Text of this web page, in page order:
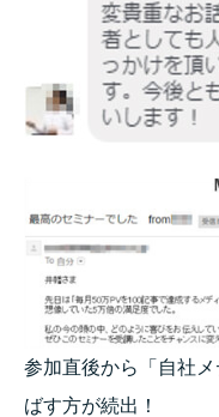
参加直後から「自社
ばす方が続出！